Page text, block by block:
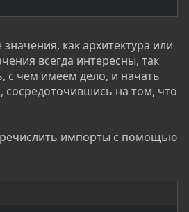
как архитектура или
всегда интересны, так
с чем имеем дело, и начать
сосредоточившись на том, что
импорты с помощью